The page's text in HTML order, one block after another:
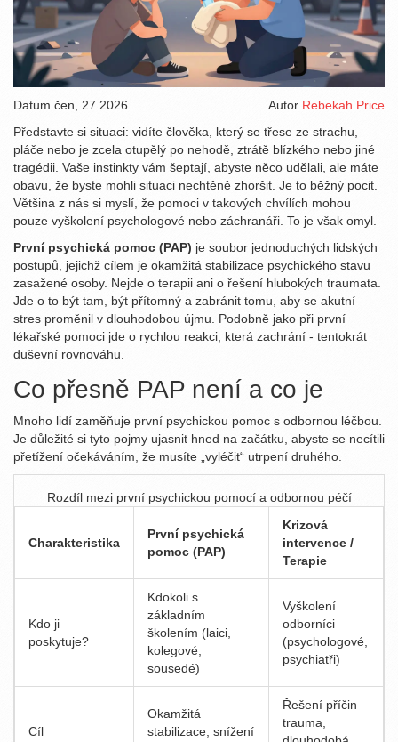
Datum čen, 27 2026 Autor Rebekah Price
Představte si situaci: vidíte člověka, který se třese ze strachu,
pláče nebo je zcela otupělý po nehodě, ztrátě blízkého nebo jiné
tragédii. Vaše instinkty vám šeptají, abyste něco udělali, ale máte
obavu, že byste mohli situaci nechtěně zhoršit. Je to běžný pocit.
Většina z nás si myslí, že pomoci v takových chvílích mohou
pouze vyškolení psychologové nebo záchranáři. To je však omyl.
První psychická pomoc (PAP) je soubor jednoduchých lidských
postupů, jejichž cílem je okamžitá stabilizace psychického stavu
zasažené osoby. Nejde o terapii ani o řešení hlubokých traumata.
Jde o to být tam, být přítomný a zabránit tomu, aby se akutní
stres proměnil v dlouhodobou újmu. Podobně jako při první
lékařské pomoci jde o rychlou reakci, která zachrání - tentokrát
duševní rovnováhu.
Co přesně PAP není a co je
Mnoho lidí zaměňuje první psychickou pomoc s odbornou léčbou.
Je důležité si tyto pojmy ujasnit hned na začátku, abyste se necítili
přetížení očekáváním, že musíte „vyléčit“ utrpení druhého.
Rozdíl mezi první psychickou pomocí a odbornou péčí
Charakteristika
První psychická
pomoc (PAP)
Krizová
intervence /
Terapie
Kdo ji
poskytuje?
Kdokoli s
základním
školením (laici,
kolegové,
sousedé)
Vyškolení
odborníci
(psychologové,
psychiatři)
Cíl
Okamžitá
stabilizace, snížení
Řešení příčin
trauma,